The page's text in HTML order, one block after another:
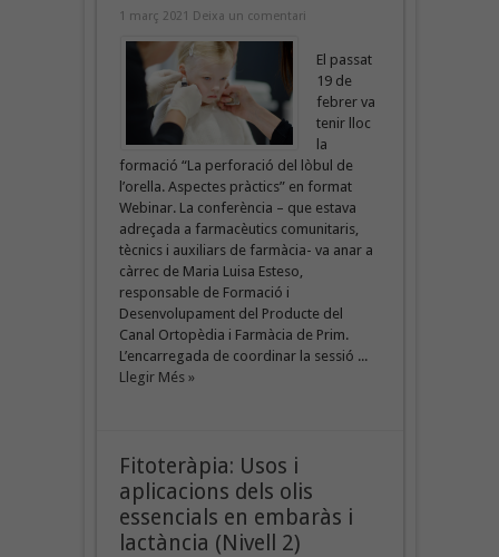
1 març 2021 Deixa un comentari
El passat
19 de
febrer va
tenir lloc
la
formació “La perforació del lòbul de
l’orella. Aspectes pràctics” en format
Webinar. La conferència – que estava
adreçada a farmacèutics comunitaris,
tècnics i auxiliars de farmàcia- va anar a
càrrec de Maria Luisa Esteso,
responsable de Formació i
Desenvolupament del Producte del
Canal Ortopèdia i Farmàcia de Prim.
L’encarregada de coordinar la sessió ...
Llegir Més »
Fitoteràpia: Usos i
aplicacions dels olis
essencials en embaràs i
lactància (Nivell 2)